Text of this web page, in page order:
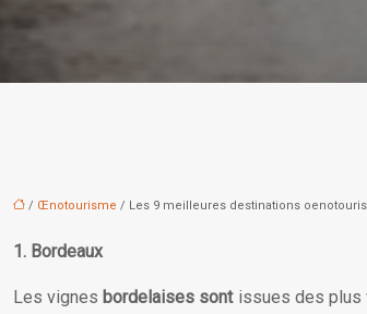
/ Œnotourisme / Les 9 meilleures destinations
1. Bordeaux
Les vignes bordelaises sontissues des plus